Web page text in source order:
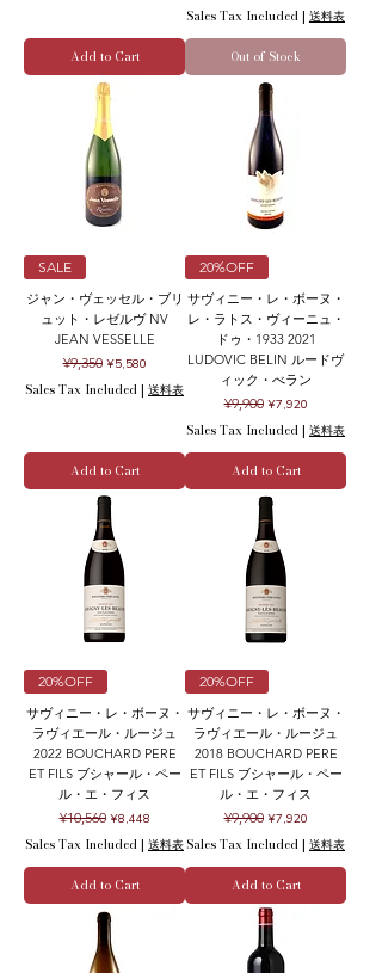
Add to Cart
Sales Tax Included | 送料表
Out of Stock
SALE
ジャン・ヴェッセル・ブリ
ュット・レゼルヴ NV
JEAN VESSELLE
Regular Price
¥9,350 Sale Price
¥5,580
Sales Tax Included | 送料表
Add to Cart
20%OFF
サヴィニー・レ・ボーヌ・
レ・ラトス・ヴィーニュ・
ドゥ・1933 2021
LUDOVIC BELIN ルードヴ
ィック・べラン
Regular Price
¥9,900 Sale Price
¥7,920
Sales Tax Included | 送料表
Add to Cart
20%OFF
サヴィニー・レ・ボーヌ・
ラヴィエール・ルージュ
2022 BOUCHARD PERE
ET FILS ブシャール・ペー
ル・エ・フィス
Regular Price
¥10,560 Sale Price
¥8,448
Sales Tax Included | 送料表
Add to Cart
20%OFF
サヴィニー・レ・ボーヌ・
ラヴィエール・ルージュ
2018 BOUCHARD PERE
ET FILS ブシャール・ペー
ル・エ・フィス
Regular Price
¥9,900 Sale Price
¥7,920
Sales Tax Included | 送料表
Add to Cart